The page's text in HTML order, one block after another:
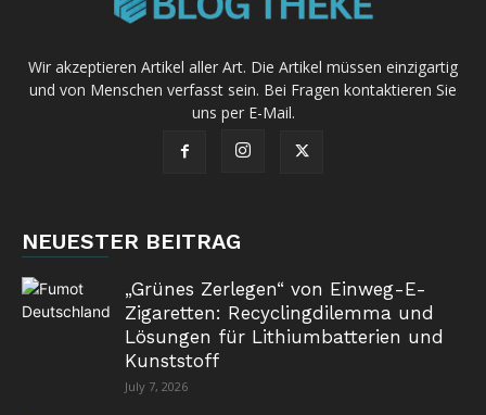
Wir akzeptieren Artikel aller Art. Die Artikel müssen einzigartig
und von Menschen verfasst sein. Bei Fragen kontaktieren Sie
uns per E-Mail.
NEUESTER BEITRAG
„Grünes Zerlegen“ von Einweg-E-
Zigaretten: Recyclingdilemma und
Lösungen für Lithiumbatterien und
Kunststoff
July 7, 2026